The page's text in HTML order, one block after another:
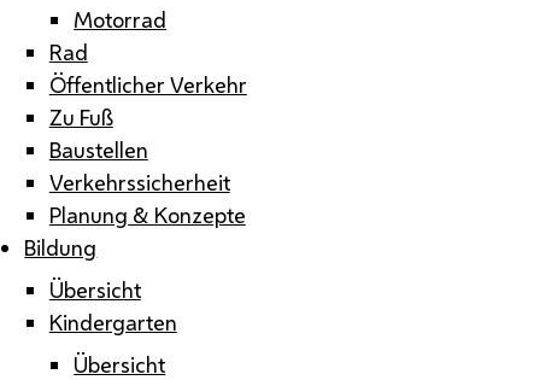
Motorrad
Rad
Öffentlicher Verkehr
Zu Fuß
Baustellen
Verkehrssicherheit
Planung & Konzepte
Bildung
Übersicht
Kindergarten
Übersicht